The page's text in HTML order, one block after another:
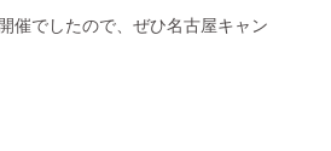
催でしたので、ぜひ名古屋キャン